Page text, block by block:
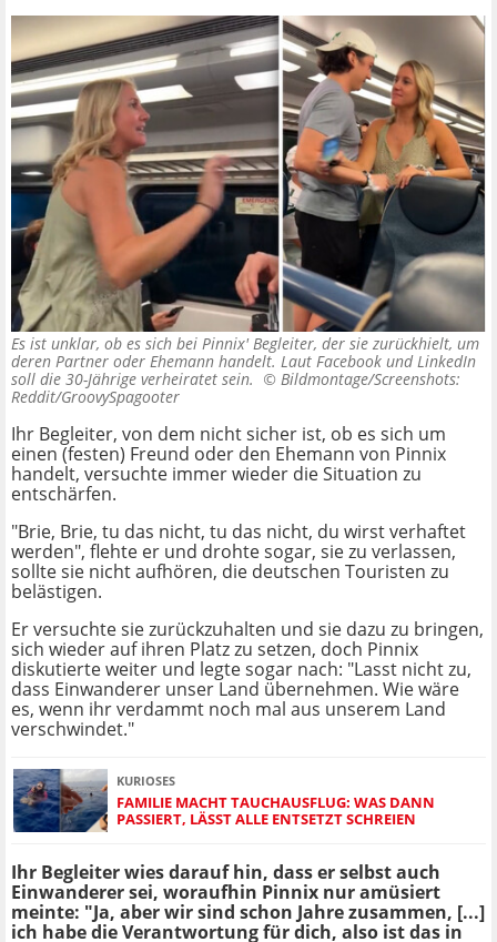
Es ist unklar, ob es sich bei Pinnix' Begleiter, der sie zurückhielt, um
deren Partner oder Ehemann handelt. Laut Facebook und LinkedIn
soll die 30-Jährige verheiratet sein. © Bildmontage/Screenshots:
Reddit/GroovySpagooter
Ihr Begleiter, von dem nicht sicher ist, ob es sich um
einen (festen) Freund oder den Ehemann von Pinnix
handelt, versuchte immer wieder die Situation zu
entschärfen.
"Brie, Brie, tu das nicht, tu das nicht, du wirst verhaftet
werden", flehte er und drohte sogar, sie zu verlassen,
sollte sie nicht aufhören, die deutschen Touristen zu
belästigen.
Er versuchte sie zurückzuhalten und sie dazu zu bringen,
sich wieder auf ihren Platz zu setzen, doch Pinnix
diskutierte weiter und legte sogar nach: "Lasst nicht zu,
dass Einwanderer unser Land übernehmen. Wie wäre
es, wenn ihr verdammt noch mal aus unserem Land
verschwindet."
KURIOSES
FAMILIE MACHT TAUCHAUSFLUG: WAS DANN
PASSIERT, LÄSST ALLE ENTSETZT SCHREIEN
Ihr Begleiter wies darauf hin, dass er selbst auch
Einwanderer sei, woraufhin Pinnix nur amüsiert
meinte: "Ja, aber wir sind schon Jahre zusammen, [...]
ich habe die Verantwortung für dich, also ist das in